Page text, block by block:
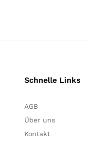
Schnelle Links
AGB
Über uns
Kontakt